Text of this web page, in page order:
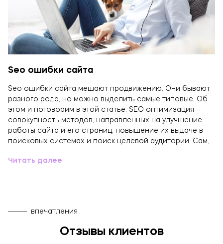
Seo ошибки сайта
Seo ошибки сайта мешают продвижению. Они бывают
разного рода, но можно выделить самые типовые. Об
этом и поговорим в этой статье. SEO оптимизация –
совокупность методов, направленных на улучшение
работы сайта и его страниц, повышение их выдаче в
поисковых системах и поиск целевой аудитории. Сам…
Читать далее
впечатления
Отзывы клиентов